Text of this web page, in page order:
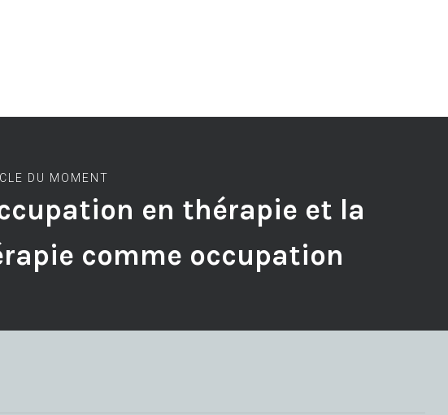
DU MOMENT
en thérapie et la
comme occupation